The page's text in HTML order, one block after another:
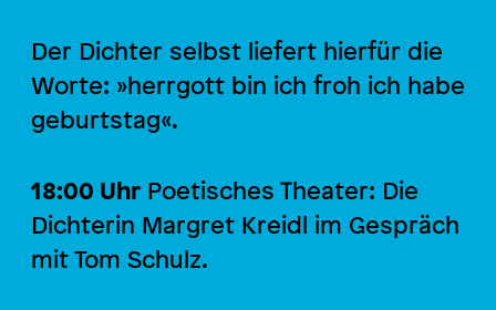
Der Dichter selbst liefert hierfür die
Worte: »herrgott bin ich froh ich habe
geburtstag«.
18:00 Uhr Poetisches Theater: Die
Dichterin Margret Kreidl im Gespräch
mit Tom Schulz.